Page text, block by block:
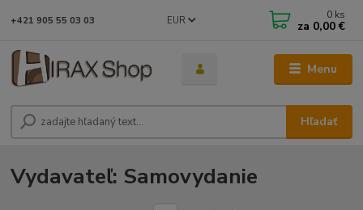
Menu
EUR
Hľadať
+421 905 55 03 03 0 ks
za 0,00 €
Vydavateľ: Samovydanie